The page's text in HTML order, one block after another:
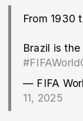
From 1930
Brazil is
— FIFA
11, 2025